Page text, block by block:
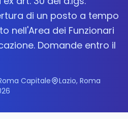
di un posto a tempo
nell'Area dei Funzionari
Domande entro il
Capitale
Lazio, Roma